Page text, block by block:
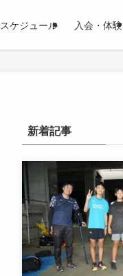
スケジュール 入会・体験
新着記事